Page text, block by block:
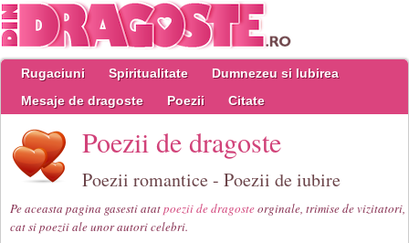
Rugaciuni Spiritualitate
Dumnezeu si Iubirea
Mesaje de dragoste
Poezii Citate
Poezii de dragoste
Poezii romantice - Poezii de iubire
Pe aceasta pagina gasesti atatpoezii de dragosteorginale, trimise de vizitatori,
cat si poezii ale unor autori celebri.